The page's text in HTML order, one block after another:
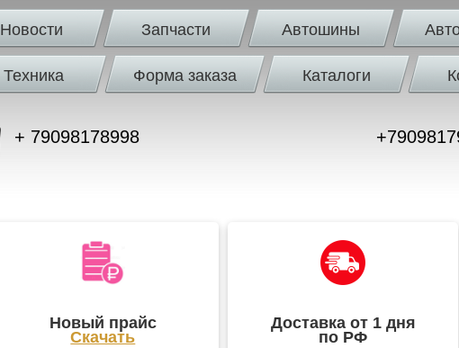
Новости Запчасти Автошины
Техника Форма заказа Каталоги
+ 79098178998
Новый прайс
Скачать
Доставка от 1 дня
по РФ